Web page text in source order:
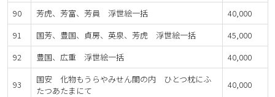
90
芳虎、芳富、芳員 浮世絵一括
40,000
91
国芳、豊国、貞房、英泉、芳虎 浮世絵一括
45,000
92
豊国、広重 浮世絵一括 40,000
93
国安 化物もうらやみせん閨の内 ひとつ枕にふ
たつあたまにて
40,000